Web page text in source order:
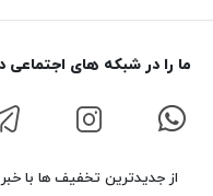
ما را در شبکه های اجتماعی
از جدیدترین تخفیف ها با